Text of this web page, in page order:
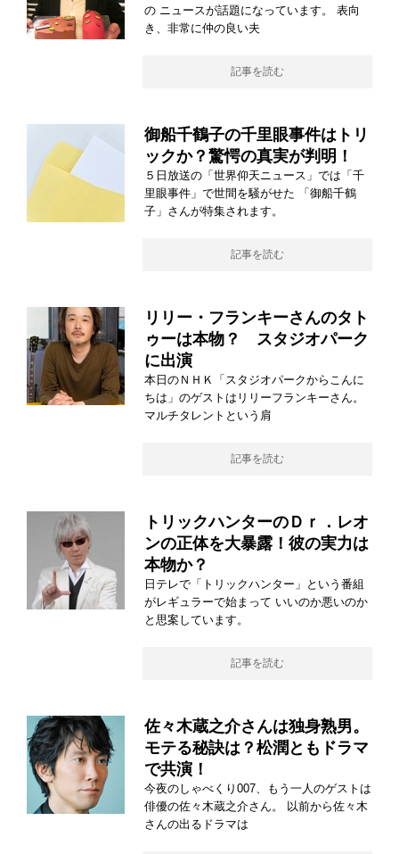
の ニュースが話題になっています。 表向
き、非常に仲の良い夫
記事を読む
御船千鶴子の千里眼事件はトリ
ックか？驚愕の真実が判明！
５日放送の「世界仰天ニュース」では「千
里眼事件」で世間を騒がせた 「御船千鶴
子」さんが特集されます。
記事を読む
リリー・フランキーさんのタト
ゥーは本物？ スタジオパーク
に出演
本日のＮＨＫ「スタジオパークからこんに
ちは」のゲストはリリーフランキーさん。
マルチタレントという肩
記事を読む
トリックハンターのＤｒ．レオ
ンの正体を大暴露！彼の実力は
本物か？
日テレで「トリックハンター」という番組
がレギュラーで始まって いいのか悪いのか
と思案しています。
記事を読む
佐々木蔵之介さんは独身熟男。
モテる秘訣は？松潤ともドラマ
で共演！
今夜のしゃべくり007、もう一人のゲストは
俳優の佐々木蔵之介さん。 以前から佐々木
さんの出るドラマは